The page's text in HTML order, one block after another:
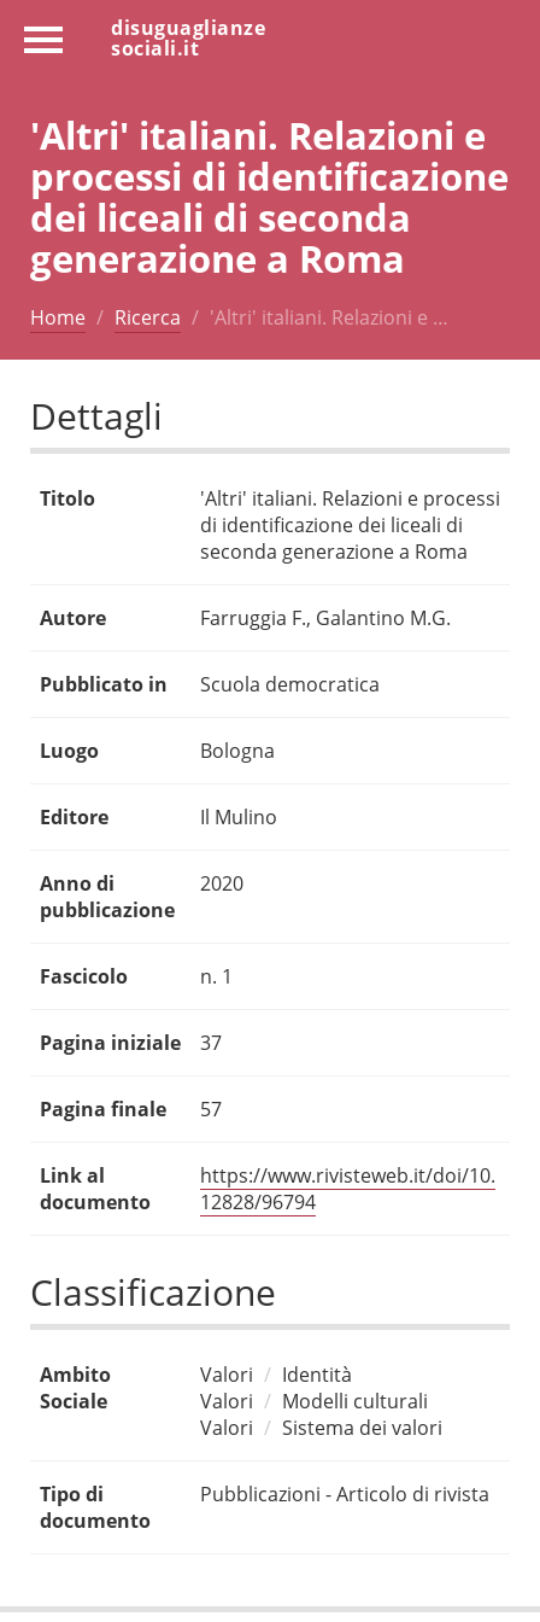
disuguaglianze
sociali.it
'Altri' italiani. Relazioni e
processi di identificazione
dei liceali di seconda
generazione a Roma
Home Ricerca 'Altri' italiani. Relazioni e …
Dettagli
Titolo
'Altri' italiani. Relazioni e processi
di identificazione dei liceali di
seconda generazione a Roma
Autore Farruggia F., Galantino M.G.
Pubblicato in Scuola democratica
Luogo Bologna
Editore Il Mulino
Anno di
pubblicazione
2020
Fascicolo n. 1
Pagina iniziale 37
Pagina finale 57
Link al
documento
https://www.rivisteweb.it/doi/10.
12828/96794
Classificazione
Ambito
Sociale
Valori
Identità
Valori
Modelli culturali
Valori
Sistema dei valori
Tipo di
documento
Pubblicazioni - Articolo di rivista